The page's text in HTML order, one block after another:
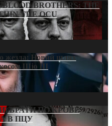
BROTHERS: THE
THE OCU
жезла: Новий шлях
Шіо III
БРАТИ ПО КРОВІ:
В ПЦУ